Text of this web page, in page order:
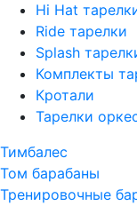
Hi Hat
Ride тарелки
Splash
Комплекты
Кротали
Тарелки
Тимбалес
Том барабаны
Тренировочные